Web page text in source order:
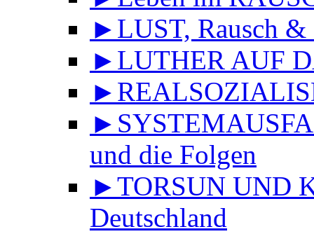
►LUST, Rausch
►LUTHER AUF
und die Folgen
►TORSUN UND
Deutschland